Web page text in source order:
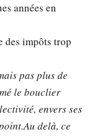
années en
impôts trop
pas plus de
le bouclier
envers ses
delà, ce